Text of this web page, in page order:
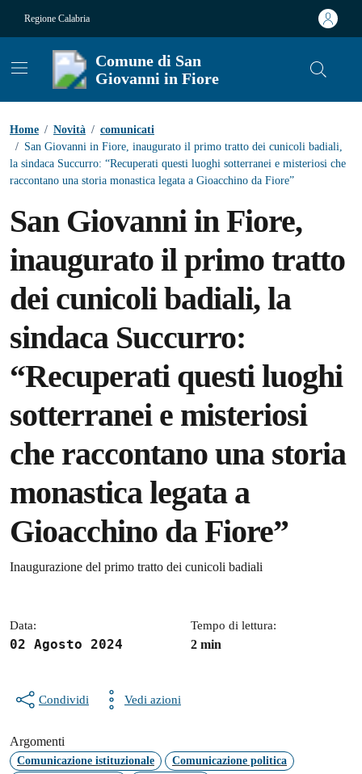
Regione Calabria
Comune di San
Giovanni in Fiore
Home / Novità / comunicati
/ San Giovanni in Fiore, inaugurato il primo tratto dei cunicoli badiali,
la sindaca Succurro: “Recuperati questi luoghi sotterranei e misteriosi che
raccontano una storia monastica legata a Gioacchino da Fiore”
San Giovanni in Fiore,
inaugurato il primo tratto
dei cunicoli badiali, la
sindaca Succurro:
“Recuperati questi luoghi
sotterranei e misteriosi
che raccontano una storia
monastica legata a
Gioacchino da Fiore”
Dettagli della notizia
Inaugurazione del primo tratto dei cunicoli badiali
Data:
02 Agosto 2024
Tempo di lettura:
2 min
Condividi Vedi azioni
Argomenti
Comunicazione istituzionale
Comunicazione politica